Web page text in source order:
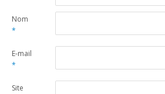
Nom
*
E-mail
*
Site